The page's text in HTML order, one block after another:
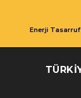
Enerji